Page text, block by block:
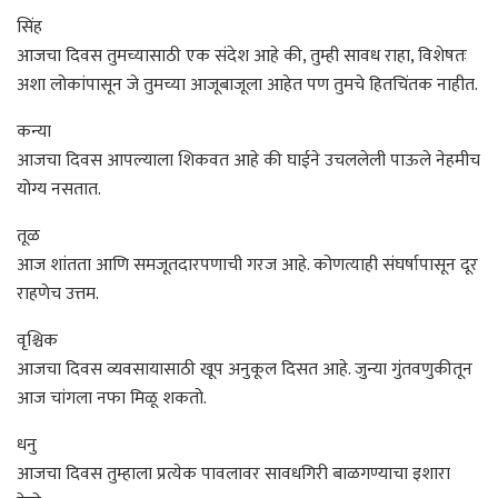
सिंह
आजचा दिवस तुमच्यासाठी एक संदेश आहे की, तुम्ही सावध राहा, विशेषतः
अशा लोकांपासून जे तुमच्या आजूबाजूला आहेत पण तुमचे हितचिंतक नाहीत.
कन्या
आजचा दिवस आपल्याला शिकवत आहे की घाईने उचललेली पाऊले नेहमीच
योग्य नसतात.
तूळ
आज शांतता आणि समजूतदारपणाची गरज आहे. कोणत्याही संघर्षापासून दूर
राहणेच उत्तम.
वृश्चिक
आजचा दिवस व्यवसायासाठी खूप अनुकूल दिसत आहे. जुन्या गुंतवणुकीतून
आज चांगला नफा मिळू शकतो.
धनु
आजचा दिवस तुम्हाला प्रत्येक पावलावर सावधगिरी बाळगण्याचा इशारा